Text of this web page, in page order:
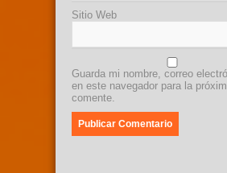
Sitio Web
Guarda mi nombre, correo
en este navegador para la
comente.